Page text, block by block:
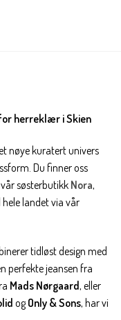
herreklær i Skien
nøye kuratert univers
Du finner oss
søsterbutikk Nora,
landet via vår
tidløst design med
perfekte jeansen fra
Mads Nørgaard, eller
ogOnly & Sons, har vi